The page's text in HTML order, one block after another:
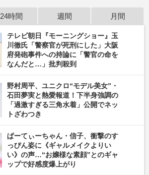
24時間 週間 月間
テレビ朝日『モーニングショー』玉
川徹氏「警察官が死刑にした」大阪
府発砲事件への持論に「警官の命を
なんだと…」批判殺到
野村周平、ユニクロ“モデル美女”・
石田夢実と熱愛報道！下半身強調の
「過激すぎる三角水着」公開でネッ
トざわつき
ぱーてぃーちゃん・信子、衝撃のす
っぴん姿に《ギャルメイクよりい
い》の声…“お嬢様な素顔”とのギャ
ップで好感度爆上がり